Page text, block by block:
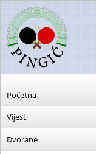
Početna
Vijesti
Dvorane